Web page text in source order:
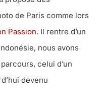
de Paris comme lors
Passion. Il rentre d’un
nous avons
celui d’un
devenu